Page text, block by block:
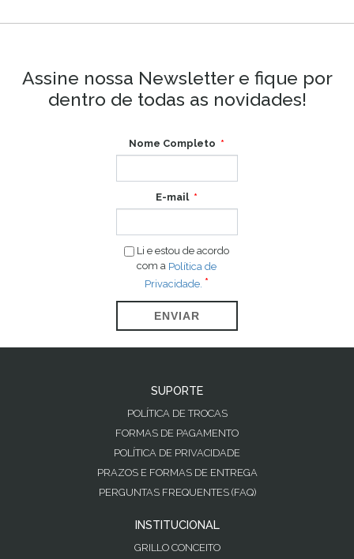
Assine nossa Newsletter e fique por
dentro de todas as novidades!
Nome Completo
E-mail
Li e estou de acordo
com a Política de
Privacidade.
ENVIAR
SUPORTE
POLÍTICA DE TROCAS
FORMAS DE PAGAMENTO
POLÍTICA DE PRIVACIDADE
PRAZOS E FORMAS DE ENTREGA
PERGUNTAS FREQUENTES (FAQ)
INSTITUCIONAL
GRILLO CONCEITO